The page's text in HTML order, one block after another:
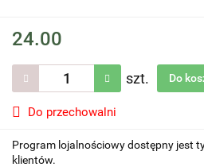
24.00
szt. Do
Do przechowalni
Program lojalnościowy dostępny jest
klientów.